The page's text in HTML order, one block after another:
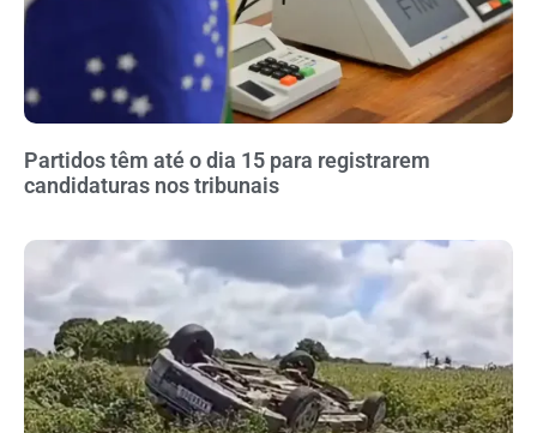
Partidos têm até o dia 15 para registrarem
candidaturas nos tribunais